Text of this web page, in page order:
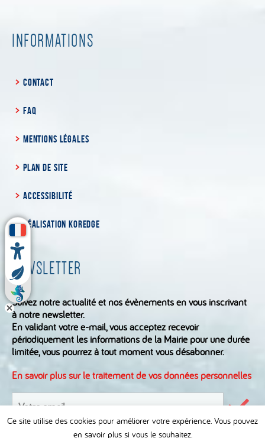
INFORMATIONS
CONTACT
FAQ
MENTIONS LÉGALES
PLAN DE SITE
ACCESSIBILITÉ
RÉALISATION KOREDGE
NEWSLETTER
Suivez notre actualité et nos évènements en vous inscrivant
à notre newsletter.
En validant votre e-mail, vous acceptez recevoir
périodiquement les informations de la Mairie pour une durée
limitée, vous pourrez à tout moment vous désabonner.
En savoir plus sur le traitement de vos données personnelles
la
le
Ce site utilise des cookies pour améliorer votre expérience. Vous pouvez
en savoir plus si vous le souhaitez.